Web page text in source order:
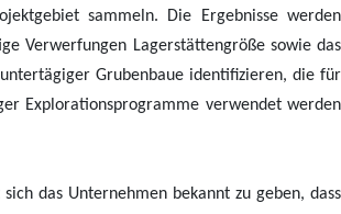
sammeln. Die Ergebnisse werden
Verwerfungen Lagerstättengröße sowie das
Grubenbaue identifizieren, die für
Explorationsprogramme verwendet werden
das Unternehmen bekannt zu geben, dass